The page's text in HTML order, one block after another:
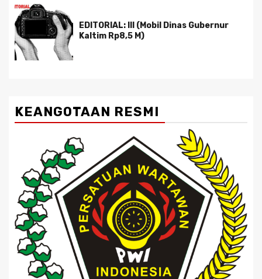
EDITORIAL: III (Mobil Dinas Gubernur
Kaltim Rp8,5 M)
KEANGOTAAN RESMI